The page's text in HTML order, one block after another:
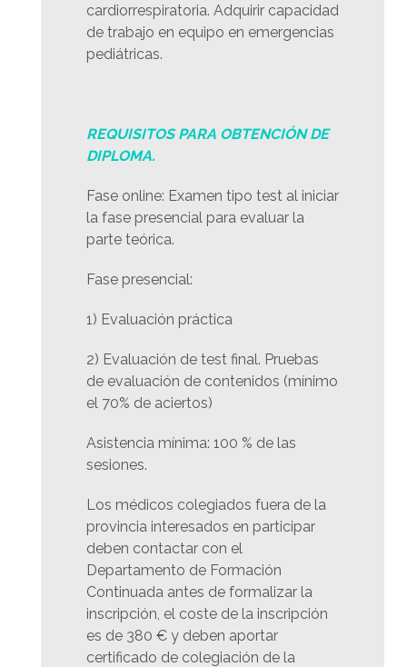
cardiorrespiratoria. Adquirir capacidad
de trabajo en equipo en emergencias
pediátricas.
REQUISITOS PARA OBTENCIÓN DE
DIPLOMA.
Fase online: Examen tipo test al iniciar
la fase presencial para evaluar la
parte teórica.
Fase presencial:
1) Evaluación práctica
2) Evaluación de test final. Pruebas
de evaluación de contenidos (mínimo
el 70% de aciertos)
Asistencia mínima: 100 % de las
sesiones.
Los médicos colegiados fuera de la
provincia interesados en participar
deben contactar con el
Departamento de Formación
Continuada antes de formalizar la
inscripción, el coste de la inscripción
es de 380 € y deben aportar
certificado de colegiación de la